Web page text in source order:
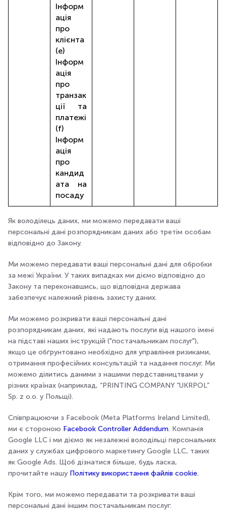
Інформ
ація
про
клієнта
(e)
Інформ
ація
про
транзак
ції та
платежі
(f)
Інформ
ація
про
кандид
ата на
посаду
Як володілець даних, ми можемо передавати ваші
персональні дані розпорядникам даних або третім особам
відповідно до Закону.
Ми можемо передавати ваші персональні дані для обробки
за межі України. У таких випадках ми діємо відповідно до
Закону та переконавшись, що відповідна держава
забезпечує належний рівень захисту даних.
Ми можемо розкривати ваші персональні дані
розпорядникам даних, які надають послуги від нашого імені
на підставі наших інструкцій ("постачальникам послуг"),
якщо це обґрунтовано необхідно для управління ризиками,
отримання професійних консультацій та надання послуг. Ми
можемо ділитись даними з нашими пердставництвами у
різних країнах (наприклад, “PRINTING COMPANY “UKRPOL”
Sp. z o.o. у Польщі).
Співпрацюючи з Facebook (Meta Platforms Ireland Limited),
ми є стороною Facebook Controller Addendum. Компанія
Google LLC і ми діємо як незалежні володільці персональних
даних у службах цифрового маркетингу Google LLC, таких
як Google Ads. Щоб дізнатися більше, будь ласка,
прочитайте нашу Політику використання файлів cookie.
Крім того, ми можемо передавати та розкривати ваші
персональні дані іншим постачальникам послуг: